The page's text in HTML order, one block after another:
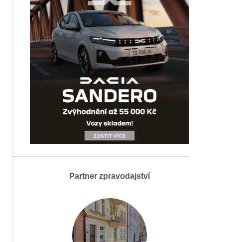
Partner zpravodajství